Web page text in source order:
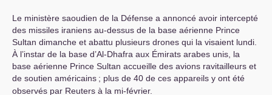
Le ministère saoudien de la Défense a annoncé avoir intercepté
des missiles iraniens au-dessus de la base aérienne Prince
Sultan dimanche et abattu plusieurs drones qui la visaient lundi.
À l’instar de la base d’Al-Dhafra aux Émirats arabes unis, la
base aérienne Prince Sultan accueille des avions ravitailleurs et
de soutien américains ; plus de 40 de ces appareils y ont été
observés par Reuters à la mi-février.